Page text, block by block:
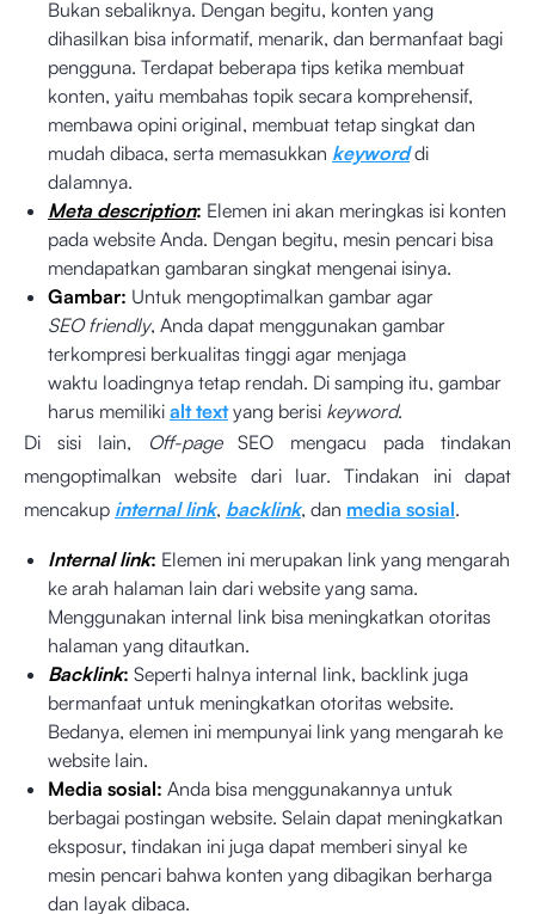
Bukan sebaliknya. Dengan begitu, konten yang
dihasilkan bisa informatif, menarik, dan bermanfaat bagi
pengguna. Terdapat beberapa tips ketika membuat
konten, yaitu membahas topik secara komprehensif,
membawa opini original, membuat tetap singkat dan
mudah dibaca, serta memasukkan keyworddi
dalamnya.
Meta description: Elemen ini akan meringkas isi konten
pada website Anda. Dengan begitu, mesin pencari bisa
mendapatkan gambaran singkat mengenai isinya.
Gambar: Untuk mengoptimalkan gambar agar
SEO friendly, Anda dapat menggunakan gambar
terkompresi berkualitas tinggi agar menjaga
waktu loadingnya tetap rendah. Di samping itu, gambar
harus memiliki alt textyang berisi keyword.
Di sisi lain,
Off-pageSEO mengacu pada tindakan
mengoptimalkan website dari luar. Tindakan ini dapat
mencakup internal link, backlink, dan media sosial.
Internal link: Elemen ini merupakan link yang mengarah
ke arah halaman lain dari website yang sama.
Menggunakan internal link bisa meningkatkan otoritas
halaman yang ditautkan.
Backlink: Seperti halnya internal link, backlink juga
bermanfaat untuk meningkatkan otoritas website.
Bedanya, elemen ini mempunyai link yang mengarah ke
website lain.
Media sosial: Anda bisa menggunakannya untuk
berbagai postingan website. Selain dapat meningkatkan
eksposur, tindakan ini juga dapat memberi sinyal ke
mesin pencari bahwa konten yang dibagikan berharga
dan layak dibaca.